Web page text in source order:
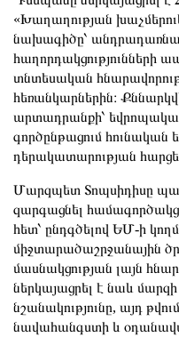
«Խաղաղության
նախագիծը՝
հաղորդակցությունների
տնտեսական
հեռանկարներին։
արտադրանքի՝
գործընթացում հունական
դերակատարության
Մարզպետ Տոպսիդիսը
զարգացնել
հետ՝ ընդգծելով ԵՄ-ի
միջտարածաշրջանային
մասնակցության լայն
ներկայացրել է նաև
նշանակությունը, այդ
նավահանգստի և